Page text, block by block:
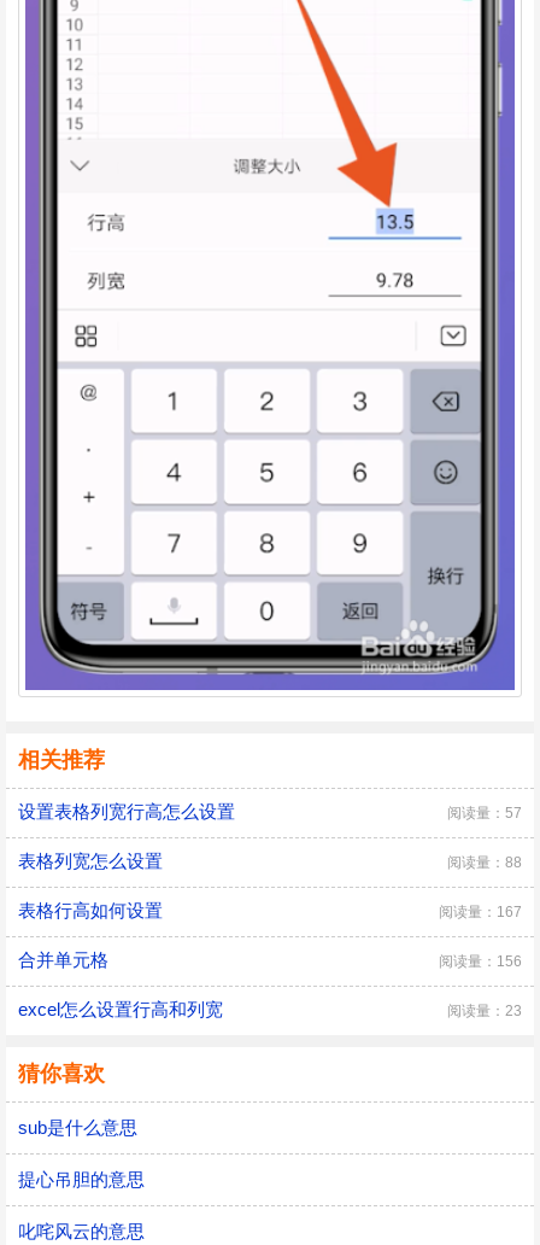
相关推荐
设置表格列宽行高怎么设置 阅读量：57
表格列宽怎么设置 阅读量：88
表格行高如何设置 阅读量：167
合并单元格 阅读量：156
excel怎么设置行高和列宽 阅读量：23
猜你喜欢
sub是什么意思
提心吊胆的意思
叱咤风云的意思